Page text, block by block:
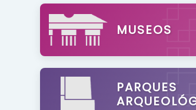
MUSEOS
PARQUES